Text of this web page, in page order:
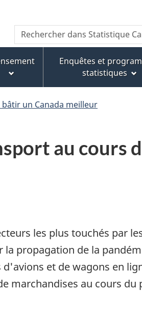
au
contenu
principal
au
pied
de
page
version
HTML
simplifiée
WxT
Search
form
Rechercher dans Statistique
Enquêtes et
statistiques
bâtir un Canada meilleur
au cours
les plus touchés par
propagation de la
et de wagons en
marchandises au cours du